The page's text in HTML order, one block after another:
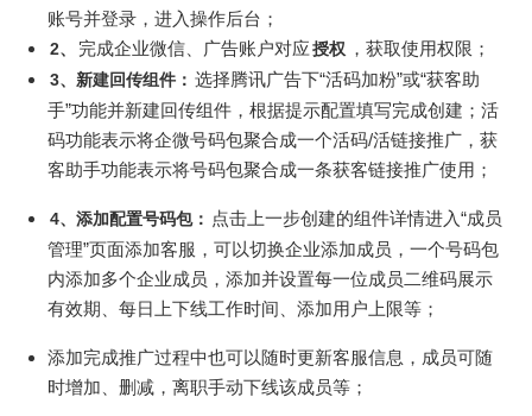
账号并登录，进入操作后台；
2、 完成企业微信、广告账户对应授权 ，获取使用权限；
3、新建回传组件： 选择腾讯广告下“活码加粉”或“获客助
手”功能并新建回传组件，根据提示配置填写完成创建；活
码功能表示将企微号码包聚合成一个活码/活链接推广，获
客助手功能表示将号码包聚合成一条获客链接推广使用；
4、添加配置号码包： 点击上一步创建的组件详情进入“成员
管理”页面添加客服，可以切换企业添加成员，一个号码包
内添加多个企业成员，添加并设置每一位成员二维码展示
有效期、每日上下线工作时间、添加用户上限等；
添加完成推广过程中也可以随时更新客服信息，成员可随
时增加、删减，离职手动下线该成员等；